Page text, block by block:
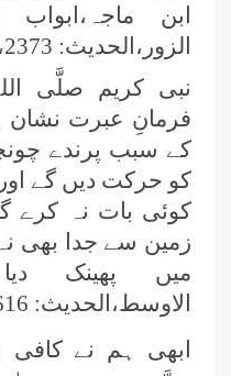
ابن ماجہ،ابواب
الزور،الحدیث: 2373،صفحہ 2619)
نبی کریم صلَّی
فرمانِ عبرت نشان
کے سبب پرندے
کو حرکت دیں گے
کوئی بات نہ کرے
زمین سے جدا بھی
میں پھینک
الاوسط،الحدیث: 7616، جلد 5 صفحہ 362)
ابھی ہم نے